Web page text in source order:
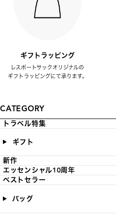
ギフトラッピング
レスポートサックオリジナルの
ギフトラッピングにて承ります。
CATEGORY
トラベル特集
ギフト
新作
エッセンシャル10周年
ベストセラー
バッグ